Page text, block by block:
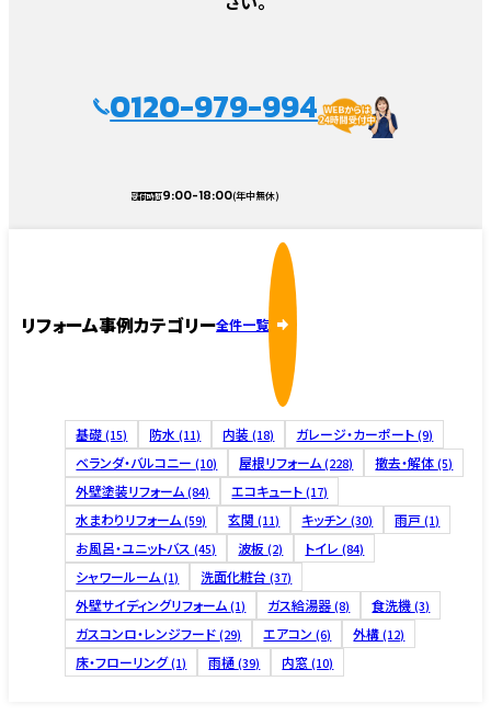
0120-979-994
受付時間9:00-18:00(年中無休)
リフォーム事例カテゴリー全件一覧
基礎(15) 防水(11) 内装(18) ガレージ・カーポート(9)
ベランダ・バルコニー(10) 屋根リフォーム(228) 撤去・解体(5)
外壁塗装リフォーム(84) エコキュート(17)
水まわりリフォーム(59) 玄関(11) キッチン(30) 雨戸(1)
お風呂・ユニットバス(45) 波板(2) トイレ(84)
シャワールーム(1) 洗面化粧台(37)
外壁サイディングリフォーム(1) ガス給湯器(8) 食洗機(3)
ガスコンロ・レンジフード(29) エアコン(6) 外構(12)
床・フローリング(1) 雨樋(39) 内窓(10)